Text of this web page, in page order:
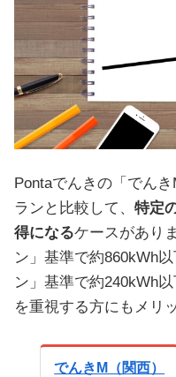
Pontaでんきの「でん
ランと比較して、 特定
得になるケースがあり
ン」基準で約860kWh
ン」基準で約240kWh
を重視する方にもメリ
でんきM（関西）